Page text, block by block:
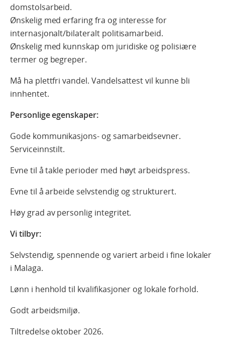
domstolsarbeid.
Ønskelig med erfaring fra og interesse for
internasjonalt/bilateralt politisamarbeid.
Ønskelig med kunnskap om juridiske og polisiære
termer og begreper.
Må ha plettfri vandel. Vandelsattest vil kunne bli
innhentet.
Personlige egenskaper:
Gode kommunikasjons- og samarbeidsevner.
Serviceinnstilt.
Evne til å takle perioder med høyt arbeidspress.
Evne til å arbeide selvstendig og strukturert.
Høy grad av personlig integritet.
Vi tilbyr:
Selvstendig, spennende og variert arbeid i fine lokaler
i Malaga.
Lønn i henhold til kvalifikasjoner og lokale forhold.
Godt arbeidsmiljø.
Tiltredelse oktober 2026.